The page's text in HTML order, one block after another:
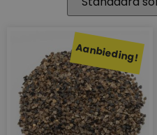
Aanbieding!